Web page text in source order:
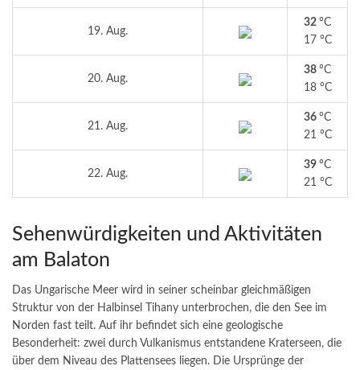
19. Aug.
32 °C
17 °C
20. Aug.
38 °C
18 °C
21. Aug.
36 °C
21 °C
22. Aug.
39 °C
21 °C
Sehenwürdigkeiten und Aktivitäten
am Balaton
Das Ungarische Meer wird in seiner scheinbar gleichmäßigen
Struktur von der Halbinsel Tihany unterbrochen, die den See im
Norden fast teilt. Auf ihr befindet sich eine geologische
Besonderheit: zwei durch Vulkanismus entstandene Kraterseen, die
über dem Niveau des Plattensees liegen. Die Ursprünge der